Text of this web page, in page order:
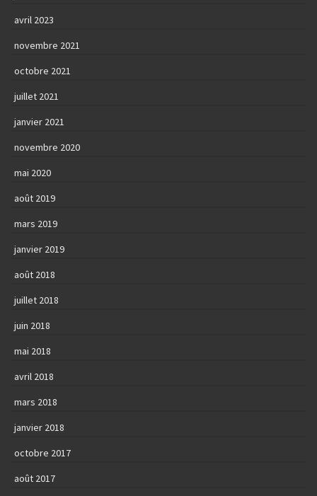
avril 2023
novembre 2021
octobre 2021
juillet 2021
janvier 2021
novembre 2020
mai 2020
août 2019
mars 2019
janvier 2019
août 2018
juillet 2018
juin 2018
mai 2018
avril 2018
mars 2018
janvier 2018
octobre 2017
août 2017